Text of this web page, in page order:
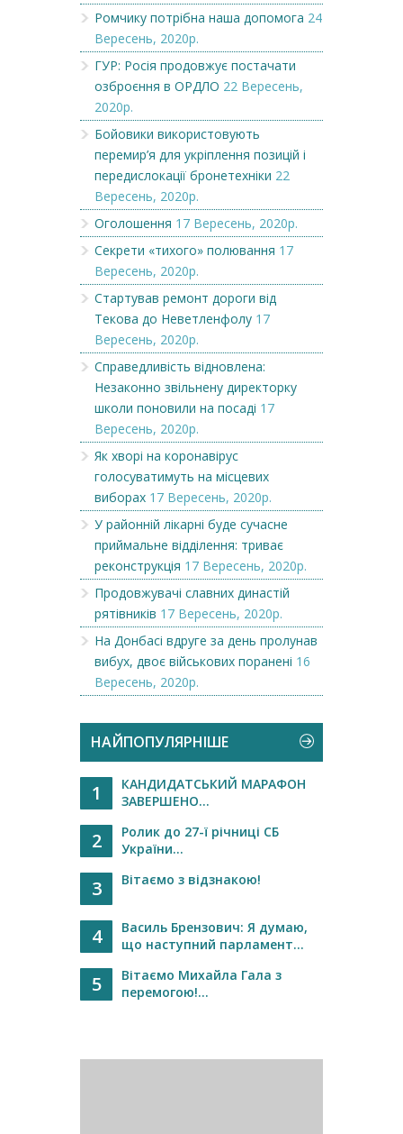
Ромчику потрібна наша допомога 24
Вересень, 2020р.
ГУР: Росія продовжує постачати
озброєння в ОРДЛО 22 Вересень,
2020р.
Бойовики використовують
перемир’я для укріплення позицій і
передислокації бронетехніки 22
Вересень, 2020р.
Оголошення 17 Вересень, 2020р.
Секрети «тихого» полювання 17
Вересень, 2020р.
Стартував ремонт дороги від
Текова до Неветленфолу 17
Вересень, 2020р.
Справедливість відновлена:
Незаконно звільнену директорку
школи поновили на посаді 17
Вересень, 2020р.
Як хворі на коронавірус
голосуватимуть на місцевих
виборах 17 Вересень, 2020р.
У районній лікарні буде сучасне
приймальне відділення: триває
реконструкція 17 Вересень, 2020р.
Продовжувачі славних династій
рятівників 17 Вересень, 2020р.
На Донбасі вдруге за день пролунав
вибух, двоє військових поранені 16
Вересень, 2020р.
НАЙПОПУЛЯРНІШЕ
1
КАНДИДАТСЬКИЙ МАРАФОН
ЗАВЕРШЕНО...
2
Ролик до 27-ї річниці СБ
України...
3 Вітаємо з відзнакою!
4
Василь Брензович: Я думаю,
що наступний парламент...
5
Вітаємо Михайла Гала з
перемогою!...